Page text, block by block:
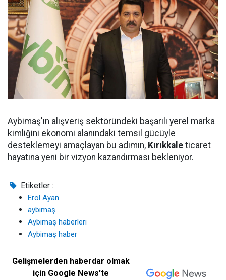
Aybimaş'ın alışveriş sektöründeki başarılı yerel marka
kimliğini ekonomi alanındaki temsil gücüyle
desteklemeyi amaçlayan bu adımın, Kırıkkale ticaret
hayatına yeni bir vizyon kazandırması bekleniyor.
Etiketler :
Erol Ayan
aybimaş
Aybimaş haberleri
Aybimaş haber
Gelişmelerden haberdar olmak
için Google News'te